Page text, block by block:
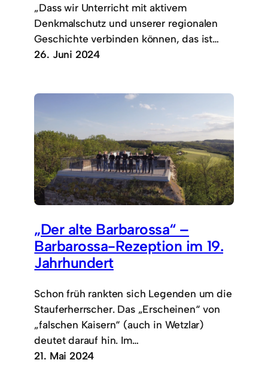
„Dass wir Unterricht mit aktivem
Denkmalschutz und unserer regionalen
Geschichte verbinden können, das ist…
26. Juni 2024
„Der alte Barbarossa“ –
Barbarossa-Rezeption im 19.
Jahrhundert
Schon früh rankten sich Legenden um die
Stauferherrscher. Das „Erscheinen“ von
„falschen Kaisern“ (auch in Wetzlar)
deutet darauf hin. Im…
21. Mai 2024